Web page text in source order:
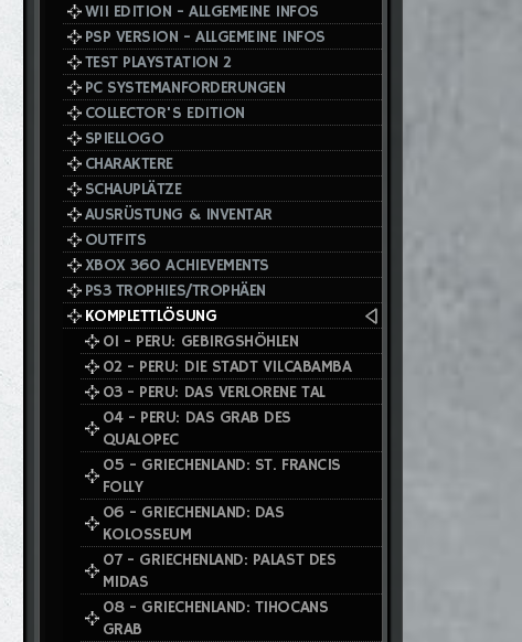
WII EDITION - ALLGEMEINE INFOS
PSP VERSION - ALLGEMEINE INFOS
TEST PLAYSTATION 2
PC SYSTEMANFORDERUNGEN
COLLECTOR'S EDITION
SPIELLOGO
CHARAKTERE
SCHAUPLÄTZE
AUSRÜSTUNG & INVENTAR
OUTFITS
XBOX 360 ACHIEVEMENTS
PS3 TROPHIES/TROPHÄEN
KOMPLETTLÖSUNG
01 - PERU: GEBIRGSHÖHLEN
02 - PERU: DIE STADT VILCABAMBA
03 - PERU: DAS VERLORENE TAL
04 - PERU: DAS GRAB DES
QUALOPEC
05 - GRIECHENLAND: ST. FRANCIS
FOLLY
06 - GRIECHENLAND: DAS
KOLOSSEUM
07 - GRIECHENLAND: PALAST DES
MIDAS
08 - GRIECHENLAND: TIHOCANS
GRAB